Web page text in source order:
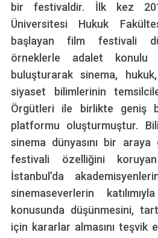
bir festivaldir. İlk kez
Üniversitesi Hukuk
başlayan film festivali
örneklerle adalet
buluşturarak sinema,
siyaset bilimlerinin
Örgütleri ile birlikte geniş
platformu oluşturmuştur.
sinema dünyasını bir
festivali özelliğini
İstanbul’da
sinemaseverlerin
konusunda düşünmesini,
için kararlar almasını teşvik